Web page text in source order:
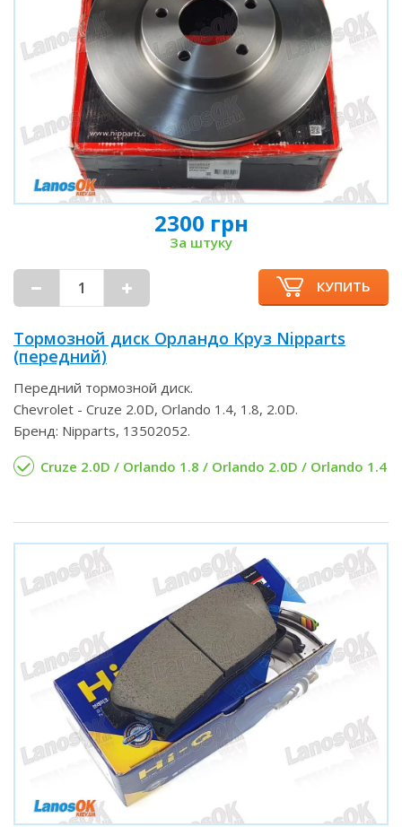
2300 грн
За штуку
КУПИТЬ
Тормозной диск Орландо Круз Nipparts
(передний)
Передний тормозной диск.
Chevrolet - Cruze 2.0D, Orlando 1.4, 1.8, 2.0D.
Бренд: Nipparts, 13502052.
Cruze 2.0D / Orlando 1.8 / Orlando 2.0D / Orlando 1.4